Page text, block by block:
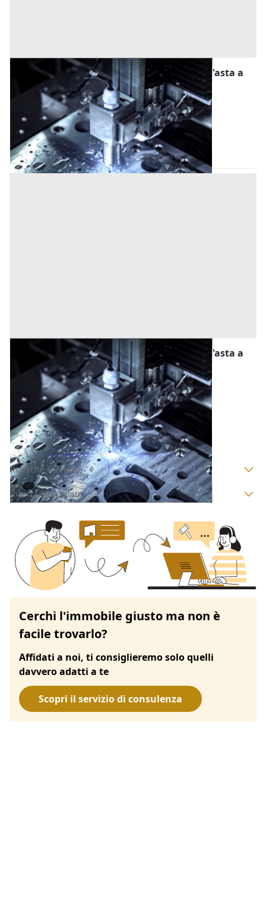
Macchine per la Lavorazione dei Metalli all'asta a
Livorno
Livorno (Livorno)
Offerta minima
15.000 €
Codice asta:AW3236027
Asta chiusa
Macchine per la Lavorazione dei Metalli all'asta a
Livorno
Livorno (Livorno)
Offerta minima
20.000 €
Codice asta:AW3236026
Asta chiusa
Ricerche correlate
Ricerche correlate
Cerchi l'immobile giusto ma non è
facile trovarlo?
Affidati a noi, ti consiglieremo solo quelli
davvero adatti a te
Scopri il servizio di consulenza